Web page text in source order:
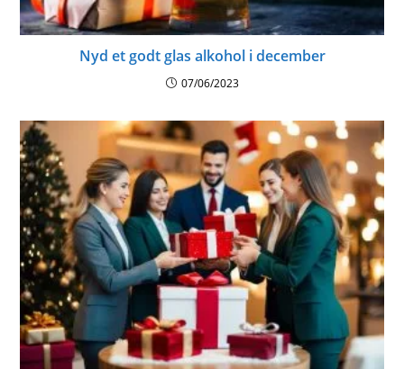
Nyd et godt glas alkohol i december
07/06/2023